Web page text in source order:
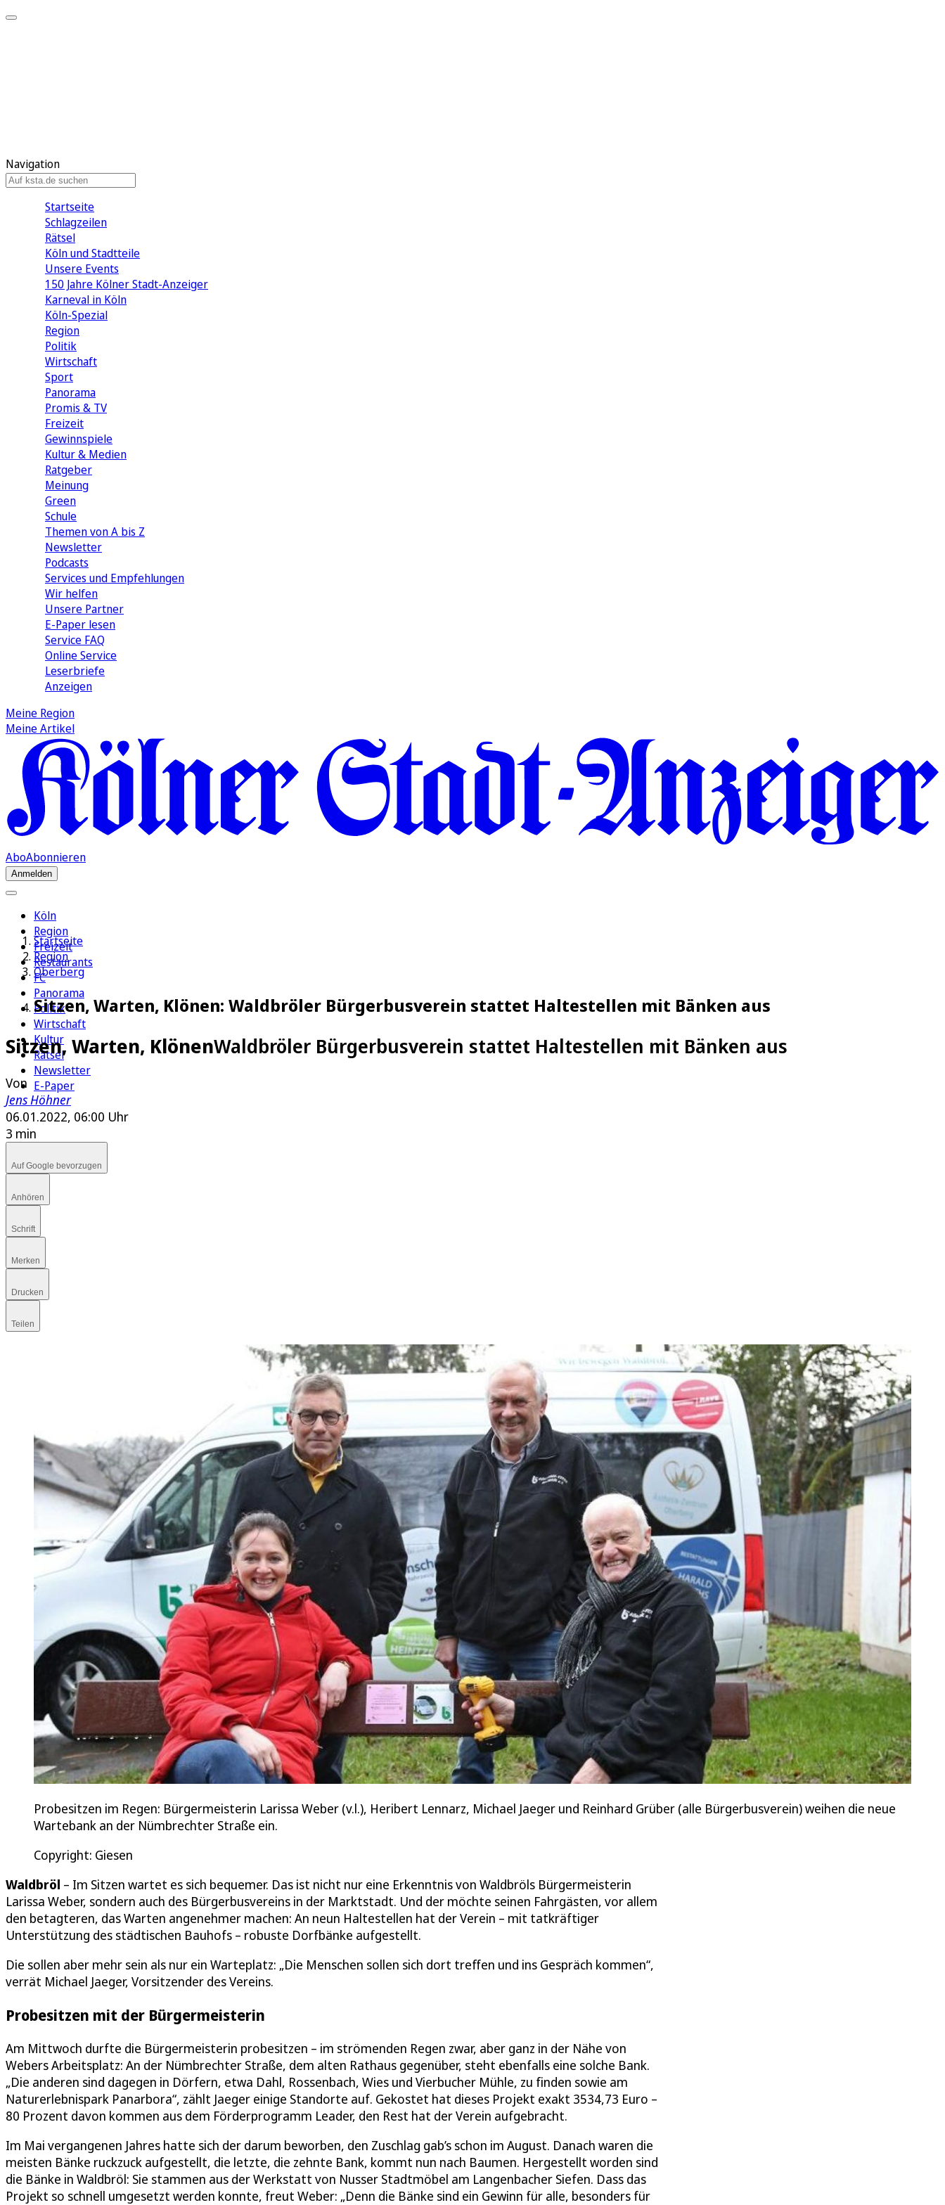
Navigation
Startseite
Schlagzeilen
Rätsel
Köln und Stadtteile
Unsere Events
150 Jahre Kölner Stadt-Anzeiger
Karneval in Köln
Köln-Spezial
Region
Politik
Wirtschaft
Sport
Panorama
Promis & TV
Freizeit
Gewinnspiele
Kultur & Medien
Ratgeber
Meinung
Green
Schule
Themen von A bis Z
Newsletter
Podcasts
Services und Empfehlungen
Wir helfen
Unsere Partner
E-Paper lesen
Service FAQ
Online Service
Leserbriefe
Anzeigen
Meine Region
Meine Artikel
AboAbonnieren
Anmelden
Köln
Region
Freizeit
Restaurants
FC
Panorama
Politik
Wirtschaft
Kultur
Rätsel
Newsletter
E-Paper
Startseite
Region
Oberberg
Sitzen, Warten, Klönen: Waldbröler Bürgerbusverein stattet Haltestellen mit Bänken aus
Sitzen, Warten, KlönenWaldbröler Bürgerbusverein stattet Haltestellen mit Bänken aus
Von
Jens Höhner
06.01.2022, 06:00 Uhr
3 min
Auf Google bevorzugen
Anhören
Schrift
Merken
Drucken
Teilen
Probesitzen im Regen: Bürgermeisterin Larissa Weber (v.l.), Heribert Lennarz, Michael Jaeger und Reinhard Grüber (alle Bürgerbusverein) weihen die neue
Wartebank an der Nümbrechter Straße ein.
Copyright: Giesen
Waldbröl – Im Sitzen wartet es sich bequemer. Das ist nicht nur eine Erkenntnis von Waldbröls Bürgermeisterin
Larissa Weber, sondern auch des Bürgerbusvereins in der Marktstadt. Und der möchte seinen Fahrgästen, vor allem
den betagteren, das Warten angenehmer machen: An neun Haltestellen hat der Verein – mit tatkräftiger
Unterstützung des städtischen Bauhofs – robuste Dorfbänke aufgestellt.
Die sollen aber mehr sein als nur ein Warteplatz: „Die Menschen sollen sich dort treffen und ins Gespräch kommen“,
verrät Michael Jaeger, Vorsitzender des Vereins.
Probesitzen mit der Bürgermeisterin
Am Mittwoch durfte die Bürgermeisterin probesitzen – im strömenden Regen zwar, aber ganz in der Nähe von
Webers Arbeitsplatz: An der Nümbrechter Straße, dem alten Rathaus gegenüber, steht ebenfalls eine solche Bank.
„Die anderen sind dagegen in Dörfern, etwa Dahl, Rossenbach, Wies und Vierbucher Mühle, zu finden sowie am
Naturerlebnispark Panarbora“, zählt Jaeger einige Standorte auf. Gekostet hat dieses Projekt exakt 3534,73 Euro –
80 Prozent davon kommen aus dem Förderprogramm Leader, den Rest hat der Verein aufgebracht.
Im Mai vergangenen Jahres hatte sich der darum beworben, den Zuschlag gab’s schon im August. Danach waren die
meisten Bänke ruckzuck aufgestellt, die letzte, die zehnte Bank, kommt nun nach Baumen. Hergestellt worden sind
die Bänke in Waldbröl: Sie stammen aus der Werkstatt von Nusser Stadtmöbel am Langenbacher Siefen. Dass das
Projekt so schnell umgesetzt werden konnte, freut Weber: „Denn die Bänke sind ein Gewinn für alle, besonders für